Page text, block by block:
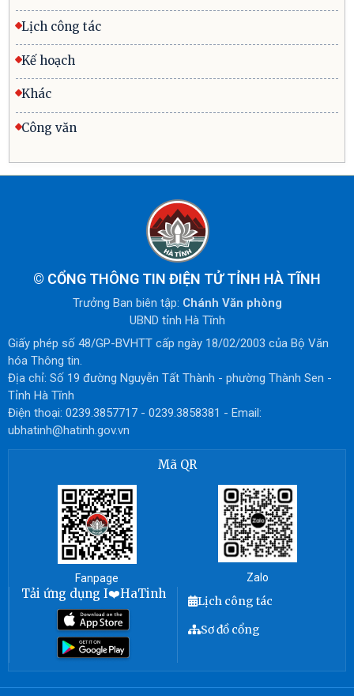
Lịch công tác
Kế hoạch
Khác
Công văn
© CỔNG THÔNG TIN ĐIỆN TỬ TỈNH HÀ TĨNH
Trưởng Ban biên tập: Chánh Văn phòng
UBND tỉnh Hà Tĩnh
Giấy phép số 48/GP-BVHTT cấp ngày 18/02/2003 của Bộ Văn
hóa Thông tin.
Địa chỉ: Số 19 đường Nguyễn Tất Thành - phường Thành Sen -
Tỉnh Hà Tĩnh
Điện thoại: 0239.3857717 - 0239.3858381 - Email:
ubhatinh@hatinh.gov.vn
Mã QR
Fanpage Zalo
Tải ứng dụng I❤️HaTinh
Lịch công tác
Sơ đồ cổng